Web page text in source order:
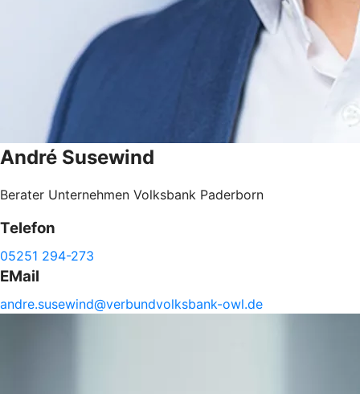
André Susewind
Berater Unternehmen Volksbank Paderborn
Telefon
05251 294-273
EMail
andre.susewind@verbundvolksbank-owl.de